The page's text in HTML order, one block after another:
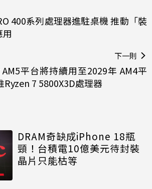
400系列處理器進駐桌機 推動「裝
下一則
平台將持續用至2029年 AM4平
7 5800X3D處理器
DRAM奇缺成iPhone 18瓶
頸！台積電10億美元待封裝
晶片只能枯等